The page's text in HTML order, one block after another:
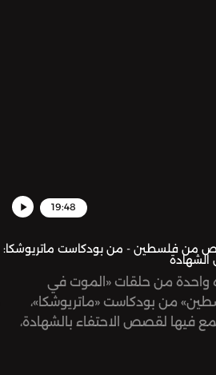
19:48
من فلسطين - من بودكاست ماتريوشكا:
واحدة من حلقات «الموت في
من بودكاست «ماتريوشكا»،
فيها لقصص الاحتفاء بالشهادة،